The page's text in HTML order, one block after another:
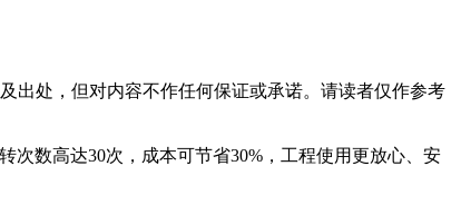
出处，但对内容不作任何保证或承诺。请读者仅作参考
次数高达30次，成本可节省30%，工程使用更放心、安